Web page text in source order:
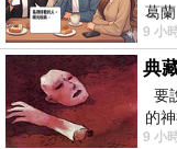
葛
9 小
典
要
的
驚
9 小